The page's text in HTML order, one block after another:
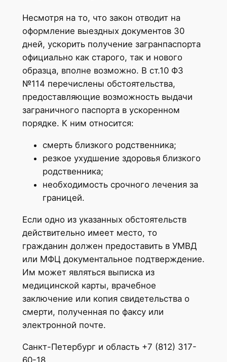
Несмотря на то, что закон отводит на
оформление выездных документов 30
дней, ускорить получение загранпаспорта
официально как старого, так и нового
образца, вполне возможно. В ст.10 ФЗ
№114 перечислены обстоятельства,
предоставляющие возможность выдачи
заграничного паспорта в ускоренном
порядке. К ним относится:
смерть близкого родственника;
резкое ухудшение здоровья близкого
родственника;
необходимость срочного лечения за
границей.
Если одно из указанных обстоятельств
действительно имеет место, то
гражданин должен предоставить в УМВД
или МФЦ документальное подтверждение.
Им может являться выписка из
медицинской карты, врачебное
заключение или копия свидетельства о
смерти, полученная по факсу или
электронной почте.
Санкт-Петербург и область +7 (812) 317-
60-18